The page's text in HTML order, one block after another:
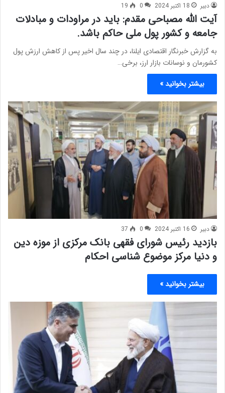
دبیر 18 اکتبر 2024 0
19
آیت الله مصباحی مقدم: باید در مراودات و مبادلات
جامعه و کشور پول ملی حاکم باشد.
به گزارش خبرنگار اقتصادی ایلنا، در چند سال اخیر پس از کاهش ارزش پول
کشورمان و نوسانات بازار ارز، برخی…
بیشتر بخوانید »
دبیر 16 اکتبر 2024 0
37
بازدید رئیس شورای فقهی بانک مرکزی از موزه دین
و دنیا مرکز موضوع شناسی احکام
بیشتر بخوانید »